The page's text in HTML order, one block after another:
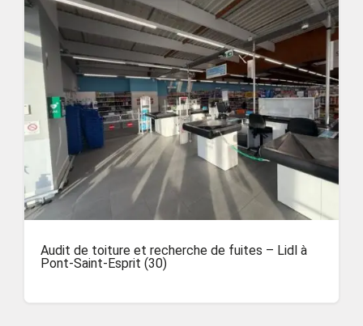
Audit de toiture et recherche de fuites – Lidl à
Pont-Saint-Esprit (30)